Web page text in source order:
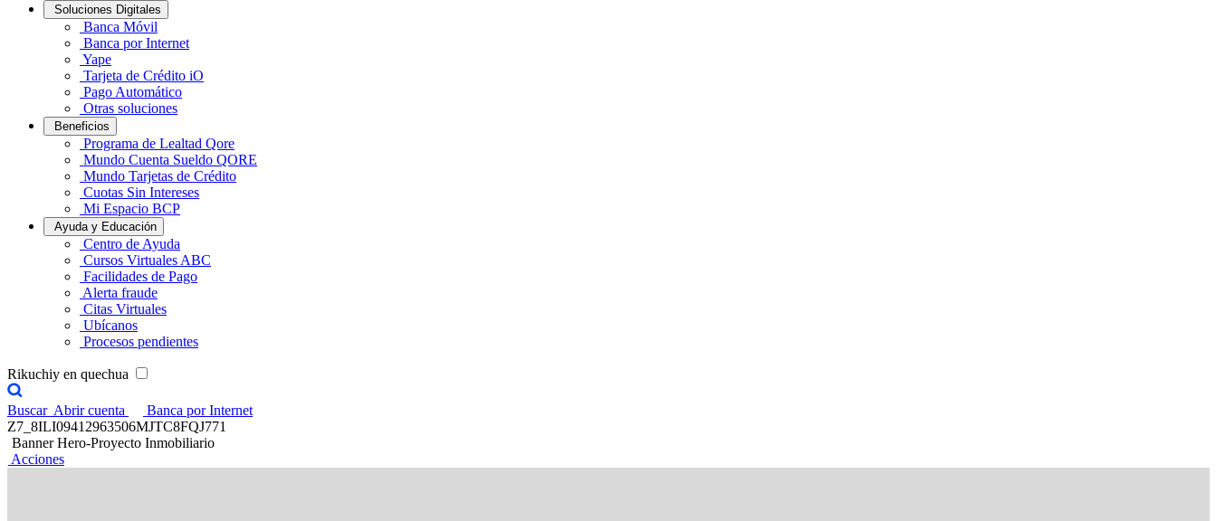
Soluciones Digitales
Banca Móvil
Banca por Internet
Yape
Tarjeta de Crédito iO
Pago Automático
Otras soluciones
Beneficios
Programa de Lealtad Qore
Mundo Cuenta Sueldo QORE
Mundo Tarjetas de Crédito
Cuotas Sin Intereses
Mi Espacio BCP
Ayuda y Educación
Centro de Ayuda
Cursos Virtuales ABC
Facilidades de Pago
Alerta fraude
Citas Virtuales
Ubícanos
Procesos pendientes
Rikuchiy en quechua
Buscar Abrir cuenta
Banca por Internet
Z7_8ILI09412963506MJTC8FQJ771
Banner Hero-Proyecto Inmobiliario
Acciones